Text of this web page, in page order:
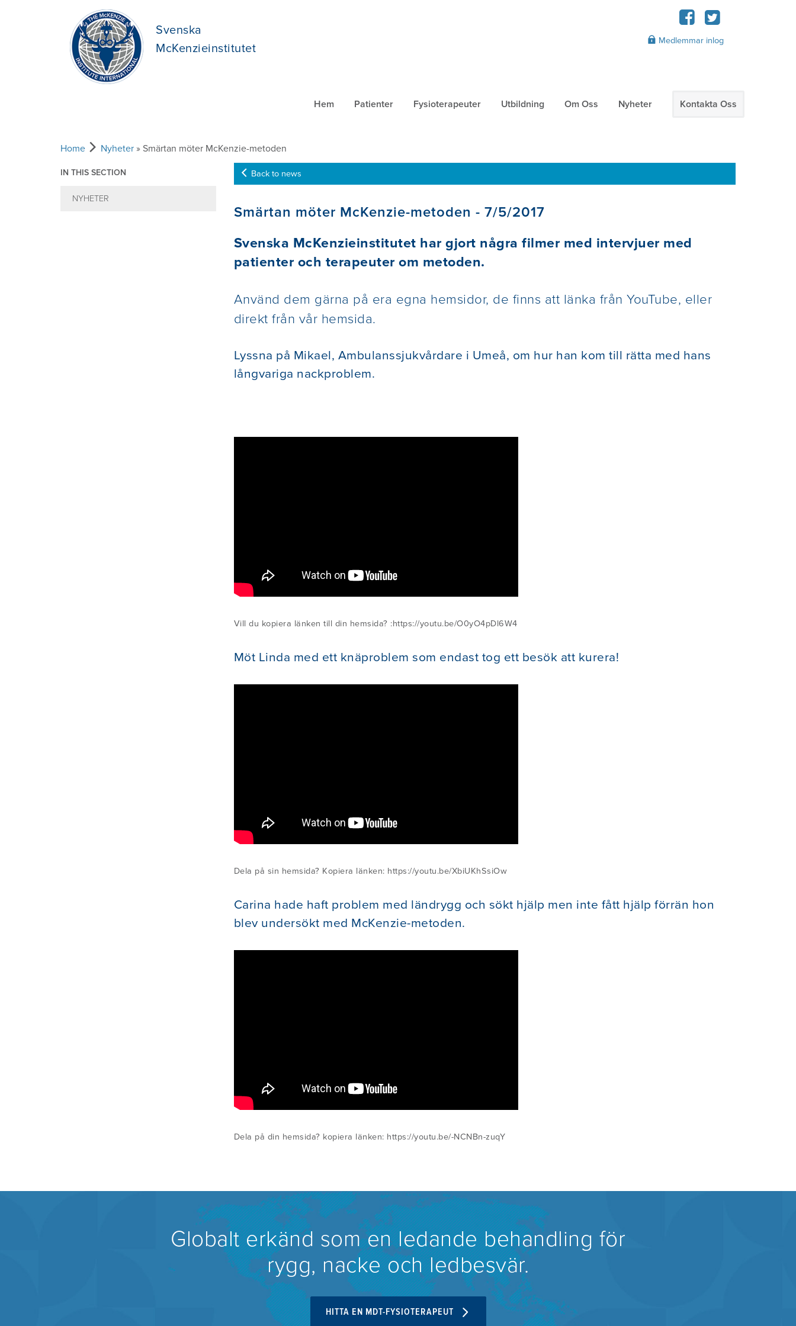
Svenska
McKenzieinstitutet
Hem Patienter Fysioterapeuter Utbildning Om Oss Nyheter Kontakta Oss
Medlemmar inlog
Home Nyheter » Smärtan möter McKenzie-metoden
IN THIS SECTION
NYHETER
Back to news
Smärtan möter McKenzie-metoden - 7/5/2017
Svenska McKenzieinstitutet har gjort några filmer med intervjuer med
patienter och terapeuter om metoden.
Använd dem gärna på era egna hemsidor, de finns att länka från YouTube, eller
direkt från vår hemsida.
Lyssna på Mikael, Ambulanssjukvårdare i Umeå, om hur han kom till rätta med hans
långvariga nackproblem.
Vill du kopiera länken till din hemsida? :https://youtu.be/O0yO4pDl6W4
Möt Linda med ett knäproblem som endast tog ett besök att kurera!
Dela på sin hemsida? Kopiera länken: https://youtu.be/XbiUKhSsiOw
Carina hade haft problem med ländrygg och sökt hjälp men inte fått hjälp förrän hon
blev undersökt med McKenzie-metoden.
Dela på din hemsida? kopiera länken: https://youtu.be/-NCNBn-zuqY
Globalt erkänd som en ledande behandling för
rygg, nacke och ledbesvär.
HITTA EN MDT-FYSIOTERAPEUT